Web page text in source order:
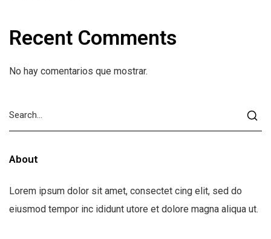
Recent Comments
No hay comentarios que mostrar.
About
Lorem ipsum dolor sit amet, consectet cing elit, sed do
eiusmod tempor inc ididunt utore et dolore magna aliqua ut.